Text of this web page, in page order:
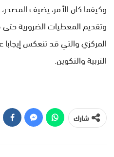
وكيفما كان الأمر، يضيف
وتقديم المعطيات الضرورية حتى
المركزي والتي قد تنعكس إيجابا
التربية والتكوين.
شارك